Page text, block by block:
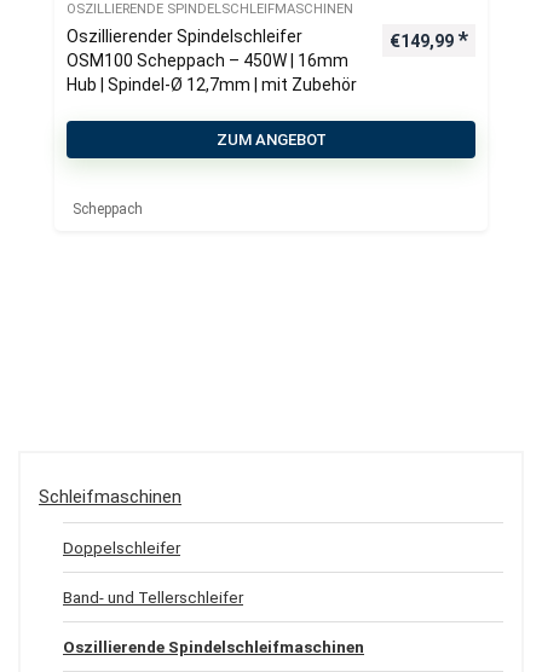
OSZILLIERENDE SPINDELSCHLEIFMASCHINEN
Oszillierender Spindelschleifer
OSM100 Scheppach – 450W | 16mm
Hub | Spindel-Ø 12,7mm | mit Zubehör
€149,99
ZUM ANGEBOT
Scheppach
Schleifmaschinen
Doppelschleifer
Band- und Tellerschleifer
Oszillierende Spindelschleifmaschinen